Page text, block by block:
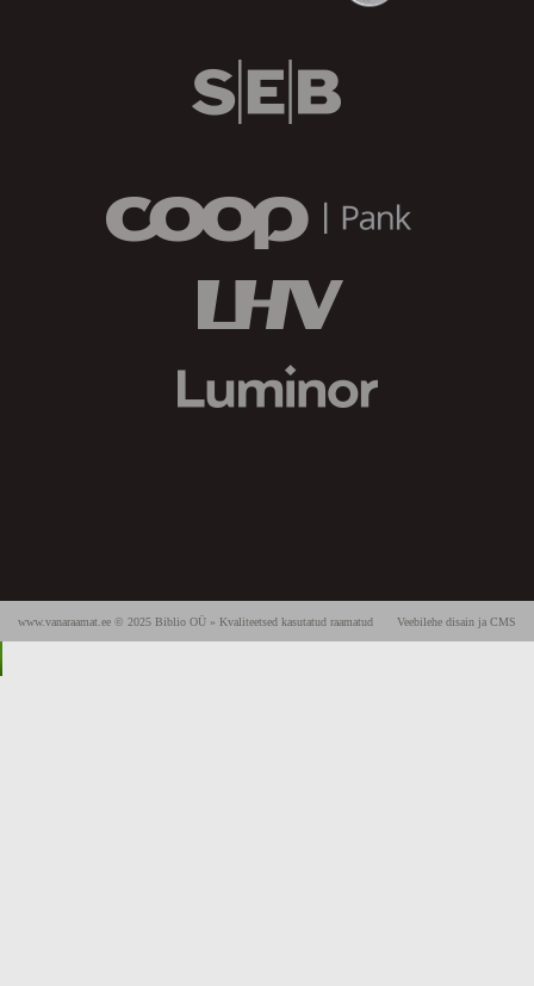
Veebilehe disain ja CMS
www.vanaraamat.ee © 2025 Biblio OÜ » Kvaliteetsed kasutatud raamatud